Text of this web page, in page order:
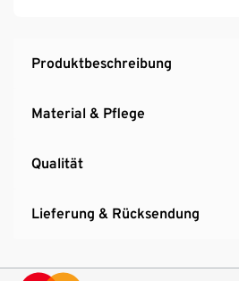
Produktbeschreibung
Material & Pflege
Qualität
Lieferung & Rücksendung